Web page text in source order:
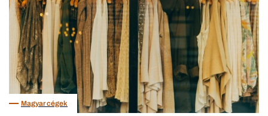
Magyar cégek